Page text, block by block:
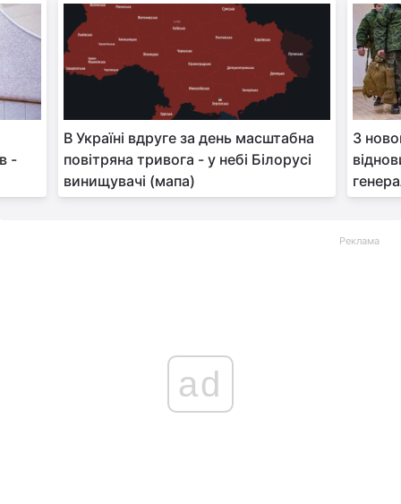
-
В Україні вдруге за день масштабна
повітряна тривога - у небі Білорусі
винищувачі (мапа)
З
Реклама
ad